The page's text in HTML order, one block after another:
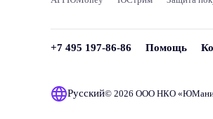
+7 495 197-86-86 Помощь
Русский© 2026 ООО НКО «